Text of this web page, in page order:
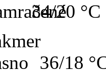
34/20 °C
36/18